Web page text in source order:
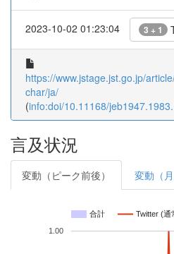
2023-10-02 01:23:04 3 + 1
https://www.jstage.jst.go.jp/
char/ja/
(info:doi/10.11168/
言及状況
変動（ピーク前後） 変動（月
合計 Twitter (通
1.00